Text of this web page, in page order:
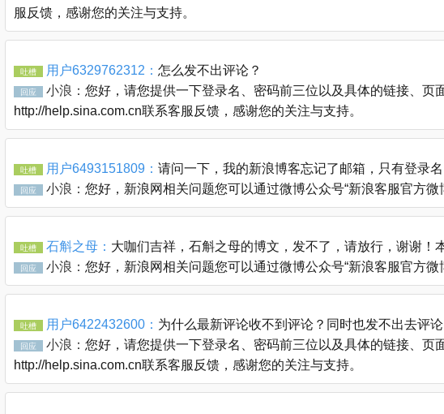
服反馈，感谢您的关注与支持。
吐槽 用户6329762312： 怎么发不出评论？
回应 小浪： 您好，请您提供一下登录名、密码前三位以及具体的链接、页
http://help.sina.com.cn联系客服反馈，感谢您的关注与支持。
吐槽 用户6493151809： 请问一下，我的新浪博客忘记了邮箱，只有登录
回应 小浪： 您好，新浪网相关问题您可以通过微博公众号“新浪客服官方
吐槽 石斛之母： 大咖们吉祥，石斛之母的博文，发不了，请放行，谢谢！
回应 小浪： 您好，新浪网相关问题您可以通过微博公众号“新浪客服官方
吐槽 用户6422432600： 为什么最新评论收不到评论？同时也发不出去评
回应 小浪： 您好，请您提供一下登录名、密码前三位以及具体的链接、页
http://help.sina.com.cn联系客服反馈，感谢您的关注与支持。